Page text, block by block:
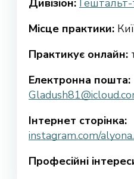
Дивізіон: Гештальт-
Місце практики:
Практикує онлайн:
Електронна пошта:
Інтернет сторінка:
instagram.com/
Професійні